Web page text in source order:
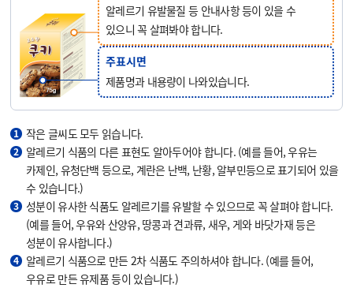
알레르기 유발물질 등 안내사항 등이 있을 수
있으니 꼭 살펴봐야 합니다.
주표시면
제품명과 내용량이 나와있습니다.
1 작은 글씨도 모두 읽습니다.
2 알레르기 식품의 다른 표현도 알아두어야 합니다. (예를 들어, 우유는
카제인, 유청단백 등으로, 계란은 난백, 난황, 알부민등으로 표기되어 있을
수 있습니다.)
3 성분이 유사한 식품도 알레르기를 유발할 수 있으므로 꼭 살펴야 합니다.
(예를 들어, 우유와 산양유, 땅콩과 견과류, 새우, 게와 바닷가재 등은
성분이 유사합니다.)
4 알레르기 식품으로 만든 2차 식품도 주의하셔야 합니다. (예를 들어,
우유로 만든 유제품 등이 있습니다.)